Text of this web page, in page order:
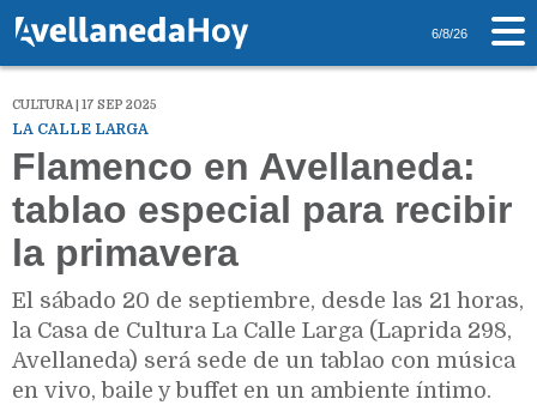
6/8/26
CULTURA | 17 SEP 2025
LA CALLE LARGA
Flamenco en Avellaneda:
tablao especial para recibir
la primavera
El sábado 20 de septiembre, desde las 21 horas,
la Casa de Cultura La Calle Larga (Laprida 298,
Avellaneda) será sede de un tablao con música
en vivo, baile y buffet en un ambiente íntimo.